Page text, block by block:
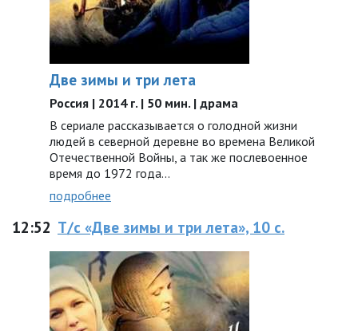
Две зимы и три лета
Россия | 2014 г. | 50 мин. | драма
В сериале рассказывается о голодной жизни
людей в северной деревне во времена Великой
Отечественной Войны, а так же послевоенное
время до 1972 года…
подробнее
12:52 Т/с «Две зимы и три лета», 10 с.